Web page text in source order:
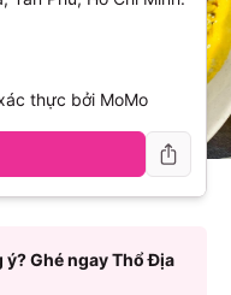
thực bởi MoMo
Ghé ngay Thổ Địa